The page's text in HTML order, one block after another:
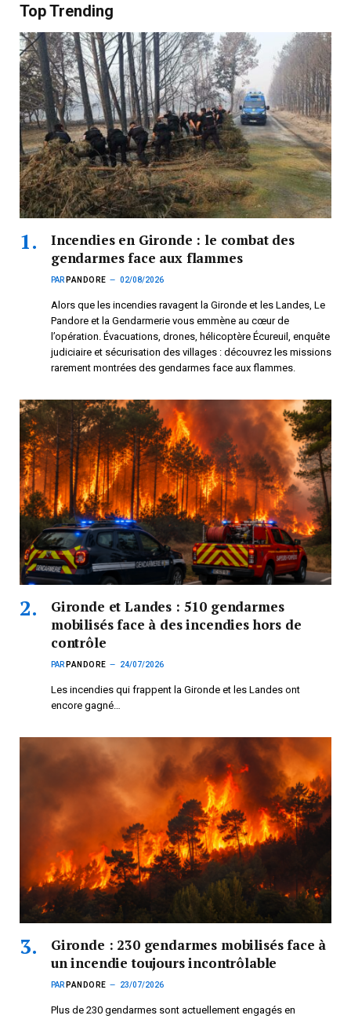
Top Trending
Incendies en Gironde : le combat des
gendarmes face aux flammes
PAR PANDORE 02/08/2026
Alors que les incendies ravagent la Gironde et les Landes, Le
Pandore et la Gendarmerie vous emmène au cœur de
l’opération. Évacuations, drones, hélicoptère Écureuil, enquête
judiciaire et sécurisation des villages : découvrez les missions
rarement montrées des gendarmes face aux flammes.
Gironde et Landes : 510 gendarmes
mobilisés face à des incendies hors de
contrôle
PAR PANDORE 24/07/2026
Les incendies qui frappent la Gironde et les Landes ont
encore gagné…
Gironde : 230 gendarmes mobilisés face à
un incendie toujours incontrôlable
PAR PANDORE 23/07/2026
Plus de 230 gendarmes sont actuellement engagés en